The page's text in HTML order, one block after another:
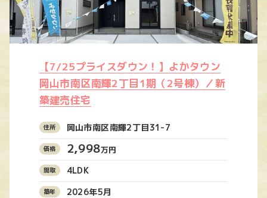
【7/25プライスダウン！】よかタウン
岡山市南区南輝2丁目1期（2号棟）／新
築建売住宅
岡山市南区南輝2丁目31-7
2,998万円
4LDK
2026年5月